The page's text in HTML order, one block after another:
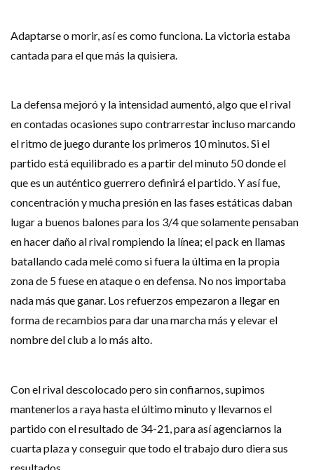
Adaptarse o morir, así es como funciona. La victoria estaba
cantada para el que más la quisiera.
La defensa mejoró y la intensidad aumentó, algo que el rival
en contadas ocasiones supo contrarrestar incluso marcando
el ritmo de juego durante los primeros 10 minutos. Si el
partido está equilibrado es a partir del minuto 50 donde el
que es un auténtico guerrero definirá el partido. Y así fue,
concentración y mucha presión en las fases estáticas daban
lugar a buenos balones para los 3/4 que solamente pensaban
en hacer daño al rival rompiendo la línea; el pack en llamas
batallando cada melé como si fuera la última en la propia
zona de 5 fuese en ataque o en defensa. No nos importaba
nada más que ganar. Los refuerzos empezaron a llegar en
forma de recambios para dar una marcha más y elevar el
nombre del club a lo más alto.
Con el rival descolocado pero sin confiarnos, supimos
mantenerlos a raya hasta el último minuto y llevarnos el
partido con el resultado de 34-21, para así agenciarnos la
cuarta plaza y conseguir que todo el trabajo duro diera sus
resultados.